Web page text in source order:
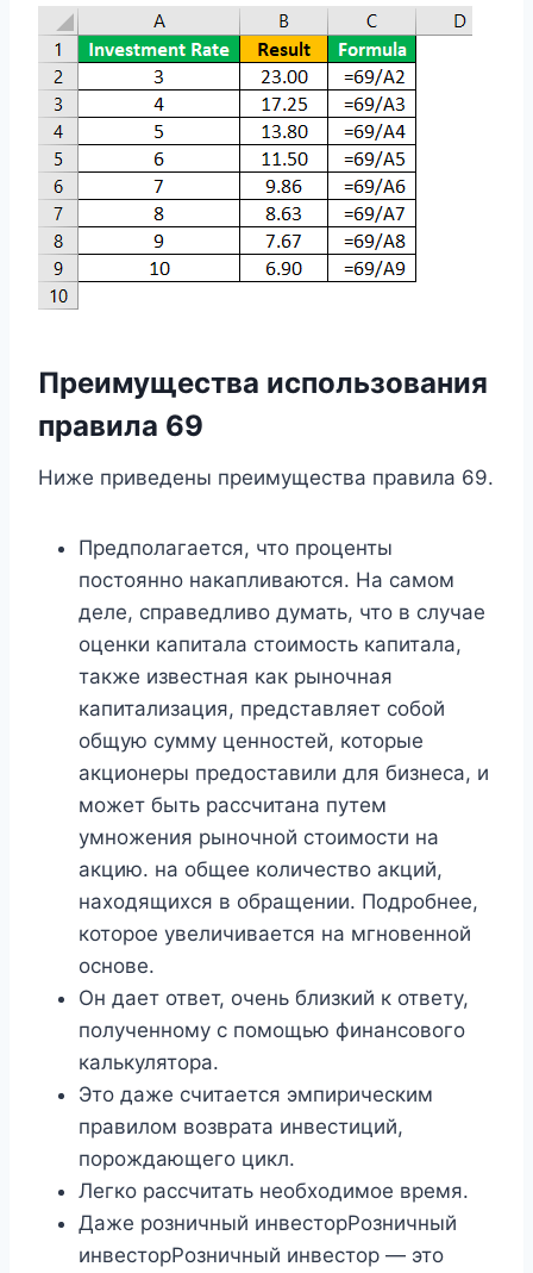
Преимущества использования
правила 69
Ниже приведены преимущества правила 69.
Предполагается, что проценты
постоянно накапливаются. На самом
деле, справедливо думать, что в случае
оценки капитала стоимость капитала,
также известная как рыночная
капитализация, представляет собой
общую сумму ценностей, которые
акционеры предоставили для бизнеса, и
может быть рассчитана путем
умножения рыночной стоимости на
акцию. на общее количество акций,
находящихся в обращении. Подробнее,
которое увеличивается на мгновенной
основе.
Он дает ответ, очень близкий к ответу,
полученному с помощью финансового
калькулятора.
Это даже считается эмпирическим
правилом возврата инвестиций,
порождающего цикл.
Легко рассчитать необходимое время.
Даже розничный инвесторРозничный
инвесторРозничный инвестор — это